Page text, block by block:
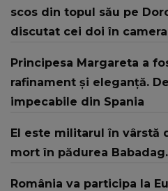
scos din topul său pe
discutat cei doi în
Principesa Margareta a
rafinament și eleganță.
impecabile din Spania
El este militarul în vârstă
mort în pădurea
România va participa la